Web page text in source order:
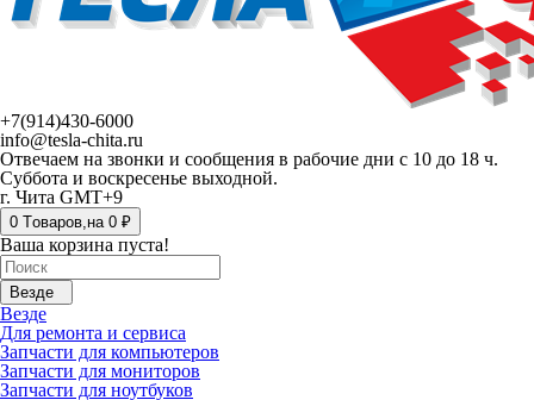
+7(914)430-6000
info@tesla-chita.ru
Отвечаем на звонки и сообщения в рабочие дни с 10 до 18 ч.
Суббота и воскресенье выходной.
г. Чита GMT+9
0 Tоваров,на 0 ₽
Ваша корзина пуста!
Везде
Везде
Для ремонта и сервиса
Запчасти для компьютеров
Запчасти для мониторов
Запчасти для ноутбуков